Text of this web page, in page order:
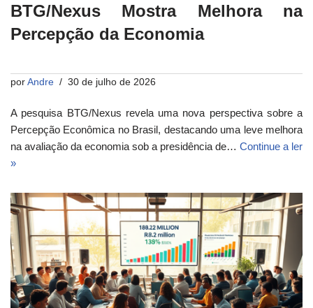
BTG/Nexus Mostra Melhora na
Percepção da Economia
por Andre 30 de julho de 2026
A pesquisa BTG/Nexus revela uma nova perspectiva sobre a
Percepção Econômica no Brasil, destacando uma leve melhora
na avaliação da economia sob a presidência de… Continue a ler
»